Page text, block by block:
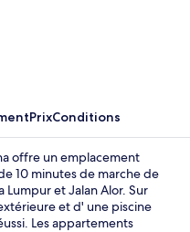
PrixConditions
offre un emplacement
10 minutes de marche de
et Jalan Alor. Sur
et d' une piscine
Les appartements